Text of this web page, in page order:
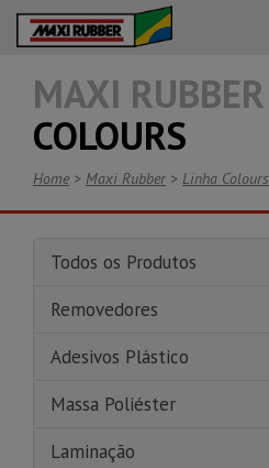
MAXI RUBBER
COLOURS
Home > Maxi Rubber > Linha Colours
Todos os Produtos
Removedores
Adesivos Plástico
Massa Poliéster
Laminação